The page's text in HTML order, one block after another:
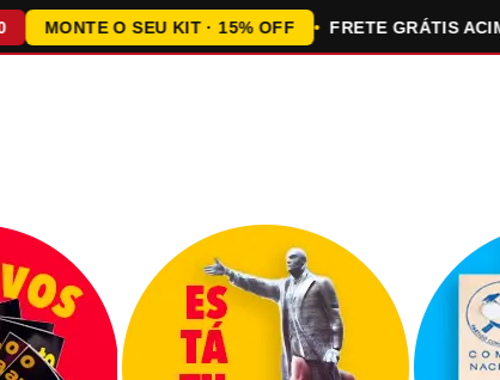
MONTE O SEU KIT · 15% OFF FRETE GRÁTIS ACIMA